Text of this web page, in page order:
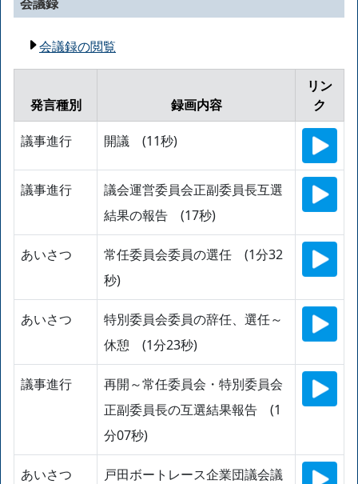
会議録の閲覧
発言種別 録画内容
リン
ク
議事進行 開議 (11秒)
議事進行
議会運営委員会正副委員長互選
結果の報告 (17秒)
あいさつ
常任委員会委員の選任 (1分32
秒)
あいさつ
特別委員会委員の辞任、選任～
休憩 (1分23秒)
議事進行
再開～常任委員会・特別委員会
正副委員長の互選結果報告 (1
分07秒)
あいさつ
戸田ボートレース企業団議会議